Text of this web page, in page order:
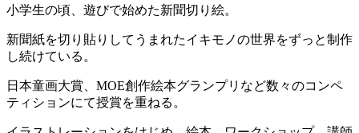
小学生の頃、遊びで始めた新聞切り絵。
新聞紙を切り貼りしてうまれたイキモノの世界をずっと制作
し続けている。
日本童画大賞、MOE創作絵本グランプリなど数々のコンペ
ティションにて授賞を重ねる。